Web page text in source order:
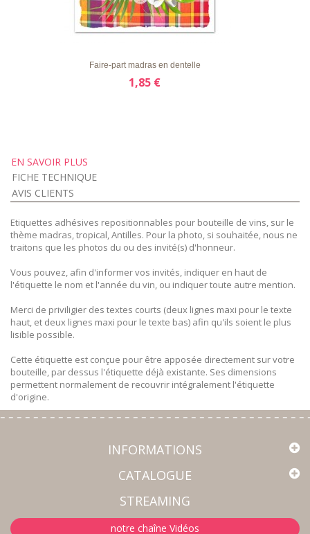
APERÇU RAPIDE DÉTAILS
Faire-part madras en dentelle
1,85 €
EN SAVOIR PLUS
FICHE TECHNIQUE
AVIS CLIENTS
Etiquettes adhésives repositionnables pour bouteille de vins, sur le
thème madras, tropical, Antilles. Pour la photo, si souhaitée, nous ne
traitons que les photos du ou des invité(s) d'honneur.
Vous pouvez, afin d'informer vos invités, indiquer en haut de
l'étiquette le nom et l'année du vin, ou indiquer toute autre mention.
Merci de priviligier des textes courts (deux lignes maxi pour le texte
haut, et deux lignes maxi pour le texte bas) afin qu'ils soient le plus
lisible possible.
Cette étiquette est conçue pour être apposée directement sur votre
bouteille, par dessus l'étiquette déjà existante. Ses dimensions
permettent normalement de recouvrir intégralement l'étiquette
d'origine.
INFORMATIONS
CATALOGUE
STREAMING
notre chaîne Vidéos